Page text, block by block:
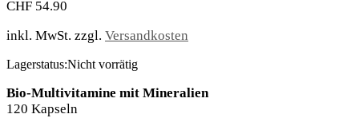
CHF 54.90
inkl. MwSt. zzgl. Versandkosten
Lagerstatus:Nicht vorrätig
Bio-Multivitamine mit Mineralien
120 Kapseln